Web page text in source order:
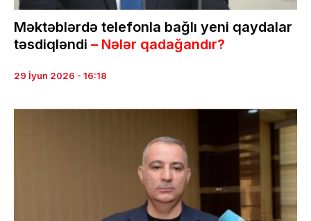
Məktəblərdə telefonla bağlı yeni qaydalar
təsdiqləndi – Nələr qadağandır?
29 İyun 2026 - 16:18